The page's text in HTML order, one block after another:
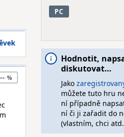
--
PC
Hodnotit,
diskutovat…
Jako
můžete tuto hru
ní případně
ní či ji zařadit do
(vlastním, chci